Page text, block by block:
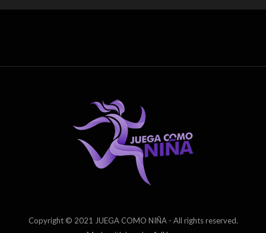
Copyright © 2021 JUEGA COMO NIÑA - All rights reserved.